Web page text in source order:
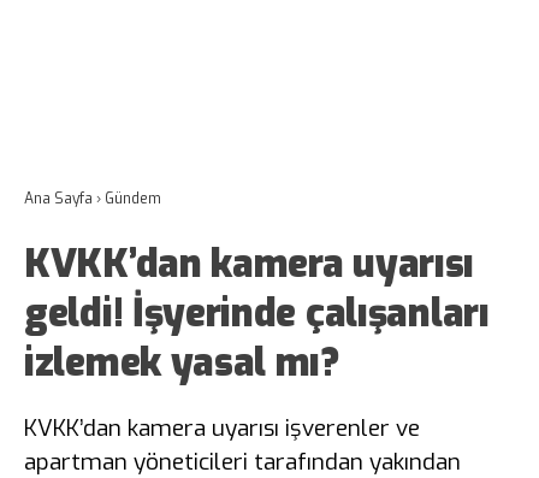
Ana Sayfa › Gündem
KVKK’dan kamera uyarısı
geldi! İşyerinde çalışanları
izlemek yasal mı?
KVKK’dan kamera uyarısı işverenler ve
apartman yöneticileri tarafından yakından